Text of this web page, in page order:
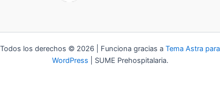
Todos los derechos © 2026 | Funciona gracias a Tema Astra para
WordPress | SUME Prehospitalaria.